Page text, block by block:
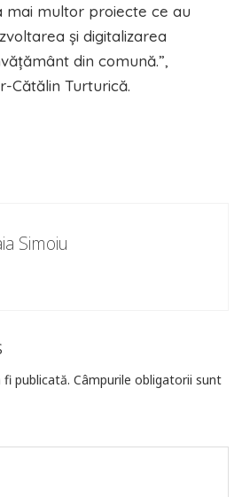
mai multor proiecte ce au
și digitalizarea
din comună.”,
Cătălin Turturică.
Simoiu
publicată. Câmpurile obligatorii sunt